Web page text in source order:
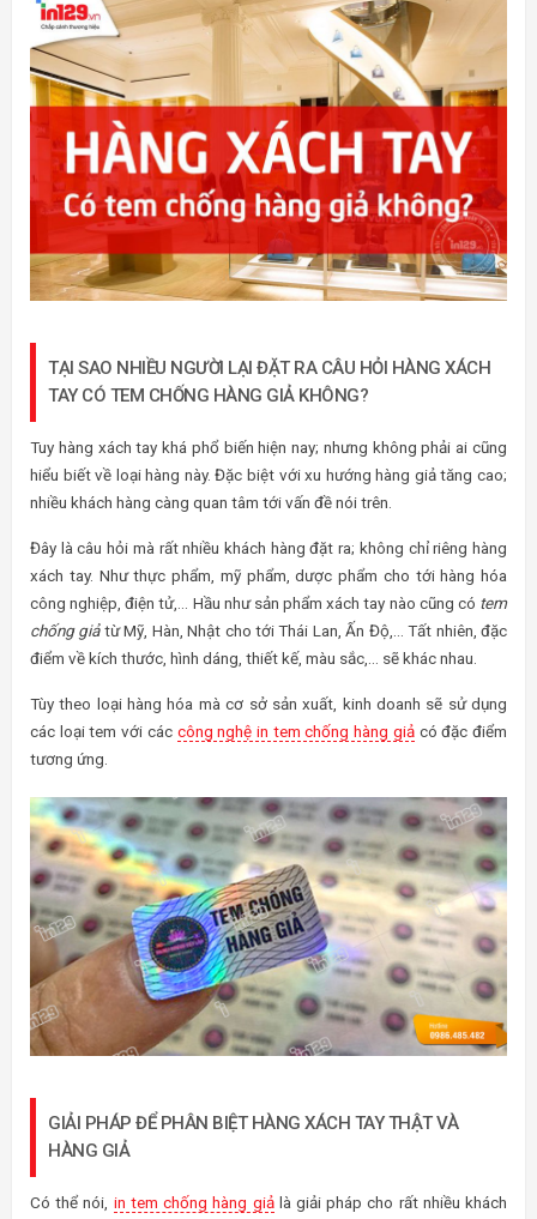
TẠI SAO NHIỀU NGƯỜI LẠI ĐẶT RA CÂU HỎI HÀNG XÁCH
TAY CÓ TEM CHỐNG HÀNG GIẢ KHÔNG?
Tuy hàng xách tay khá phổ biến hiện nay; nhưng không phải ai cũng
hiểu biết về loại hàng này. Đặc biệt với xu hướng hàng giả tăng cao;
nhiều khách hàng càng quan tâm tới vấn đề nói trên.
Đây là câu hỏi mà rất nhiều khách hàng đặt ra; không chỉ riêng hàng
xách tay. Như thực phẩm, mỹ phẩm, dược phẩm cho tới hàng hóa
công nghiệp, điện tử,… Hầu như sản phẩm xách tay nào cũng có tem
chống giảtừ Mỹ, Hàn, Nhật cho tới Thái Lan, Ấn Độ,… Tất nhiên, đặc
điểm về kích thước, hình dáng, thiết kế, màu sắc,… sẽ khác nhau.
Tùy theo loại hàng hóa mà cơ sở sản xuất, kinh doanh sẽ sử dụng
các loại tem với các công nghệ in tem chống hàng giảcó đặc điểm
tương ứng.
GIẢI PHÁP ĐỂ PHÂN BIỆT HÀNG XÁCH TAY THẬT VÀ
HÀNG GIẢ
Có thể nói, in tem chống hàng giảlà giải pháp cho rất nhiều khách